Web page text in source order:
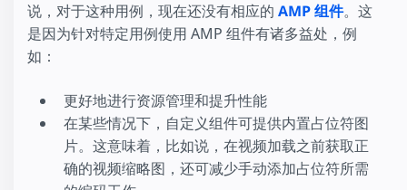
说，对于这种用例，现在还没有相应的 AMP 组件。这
是因为针对特定用例使用 AMP 组件有诸多益处，例
如：
更好地进行资源管理和提升性能
在某些情况下，自定义组件可提供内置占位符图
片。这意味着，比如说，在视频加载之前获取正
确的视频缩略图，还可减少手动添加占位符所需